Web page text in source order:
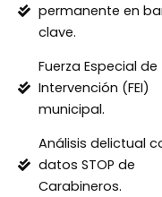
permanente en
clave.
Fuerza Especial de
Intervención (FEI)
municipal.
Análisis delictual
datos STOP de
Carabineros.